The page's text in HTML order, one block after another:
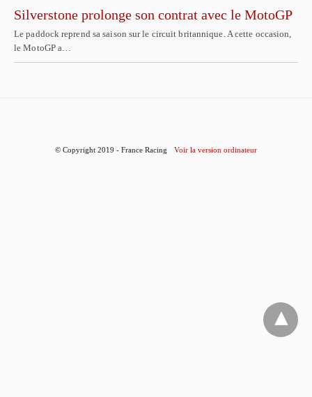
Silverstone prolonge son contrat avec le MotoGP
Le paddock reprend sa saison sur le circuit britannique. A cette occasion,
le MotoGP a…
© Copyright 2019 - France Racing Voir la version ordinateur